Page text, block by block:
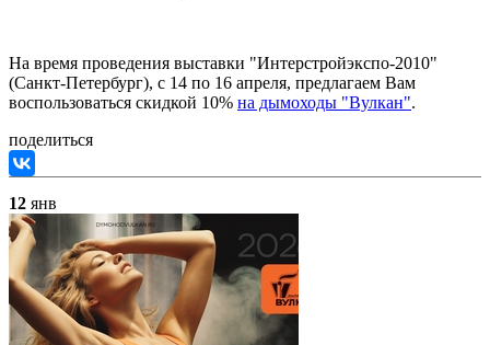
На время проведения выставки "Интерстройэкспо-2010"
(Санкт-Петербург), с 14 по 16 апреля, предлагаем Вам
воспользоваться скидкой 10% на дымоходы "Вулкан".
поделиться
12 янв